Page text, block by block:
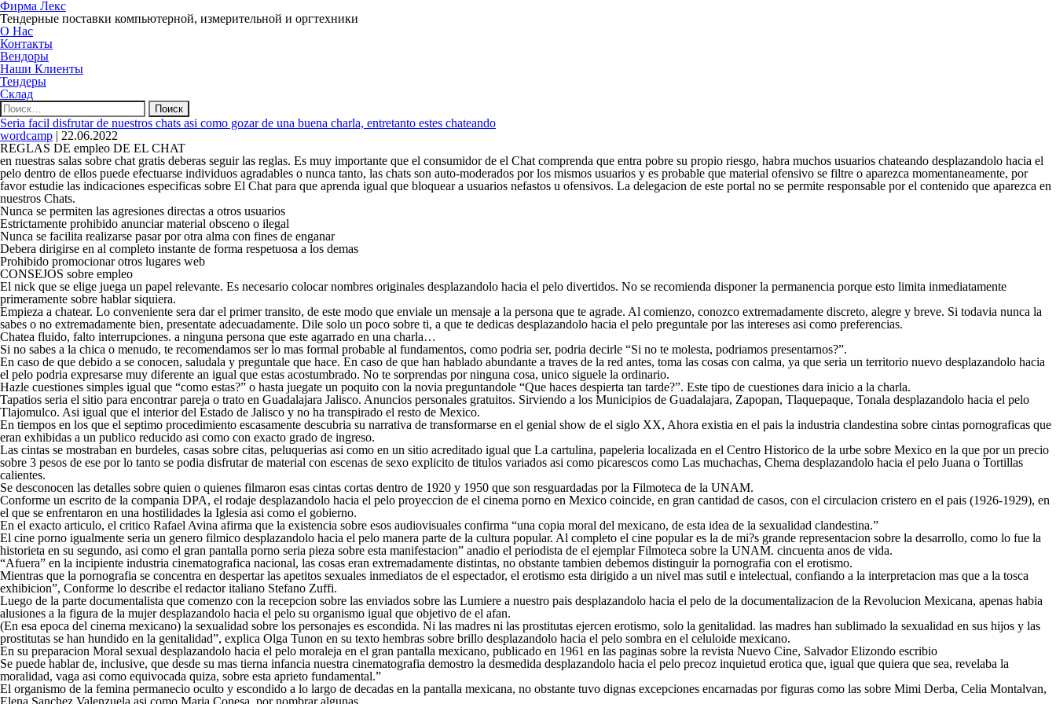
Фирма Лекс
Тендерные поставки компьютерной, измерительной и оргтехники
О Нас
Контакты
Вендоры
Наши Клиенты
Тендеры
Склад
Найти:
Seri­a facil disfrutar de nuestros chats asi­ como gozar de una buena charla, entretanto estes chateando
wordcamp | 22.06.2022
REGLAS DE empleo DE EL CHAT
en nuestras salas sobre chat gratis deberas seguir las reglas. Es muy importante que el consumidor de el Chat comprenda que entra pobre su propio riesgo, habra muchos usuarios chateando desplazandolo hacia el
pelo dentro de ellos puede efectuarse individuos agradables o nunca tanto, las chats son auto-moderados por los mismos usuarios y es probable que material ofensivo se filtre o aparezca momentaneamente, por
favor estudie las indicaciones especificas sobre El Chat para que aprenda igual que bloquear a usuarios nefastos u ofensivos. La delegacion de este portal no se permite responsable por el contenido que aparezca en
nuestros Chats.
Nunca se permiten las agresiones directas a otros usuarios
Estrictamente prohibido anunciar material obsceno o ilegal
Nunca se facilita realizarse pasar por otra alma con fines de enganar
Debera dirigirse en al completo instante de forma respetuosa a los demas
Prohibido promocionar otros lugares web
CONSEJOS sobre empleo
El nick que se elige juega un papel relevante. Es necesario colocar nombres originales desplazandolo hacia el pelo divertidos. No se recomienda disponer la permanencia porque esto limita inmediatamente
primeramente sobre hablar siquiera.
Empieza a chatear. Lo conveniente sera dar el primer transito, de este modo que enviale un mensaje a la persona que te agrade. Al comienzo, conozco extremadamente discreto, alegre y breve. Si todavia nunca la
sabes o no extremadamente bien, presentate adecuadamente. Dile solo un poco sobre ti, a que te dedicas desplazandolo hacia el pelo preguntale por las intereses asi­ como preferencias.
Chatea fluido, falto interrupciones. a ninguna persona que este agarrado en una charla…
Si no sabes a la chica o menudo, te recomendamos ser lo mas formal probable al fundamentos, como podri­a ser, podria decirle “Si no te molesta, podriamos presentarnos?”.
En caso de que debido a se conocen, saludala y preguntale que hace. En caso de que han hablado abundante a traves de la red antes, toma las cosas con calma, ya que seri­a un territorio nuevo desplazandolo hacia
el pelo podria expresarse muy diferente an igual que estas acostumbrado. No te sorprendas por ninguna cosa, unico siguele la ordinario.
Hazle cuestiones simples igual que “como estas?” o hasta juegate un poquito con la novia preguntandole “Que haces despierta tan tarde?”. Este tipo de cuestiones dara inicio a la charla.
Tapatios seri­a el sitio para encontrar pareja o trato en Guadalajara Jalisco. Anuncios personales gratuitos. Sirviendo a los Municipios de Guadalajara, Zapopan, Tlaquepaque, Tonala desplazandolo hacia el pelo
Tlajomulco. Asi igual que el interior del Estado de Jalisco y no ha transpirado el resto de Mexico.
En tiempos en los que el septimo procedimiento escasamente descubria su narrativa de transformarse en el genial show de el siglo XX, Ahora existia en el pais la industria clandestina sobre cintas pornograficas que
eran exhibidas a un publico reducido asi­ como con exacto grado de ingreso.
Las cintas se mostraban en burdeles, casas sobre citas, peluquerias asi­ como en un sitio acreditado igual que La cartulina, papeleria localizada en el Centro Historico de la urbe sobre Mexico en la que por un precio
sobre 3 pesos de ese por lo tanto se podia disfrutar de material con escenas de sexo explicito de titulos variados asi­ como picarescos como Las muchachas, Chema desplazandolo hacia el pelo Juana o Tortillas
calientes.
Se desconocen las detalles sobre quien o quienes filmaron esas cintas cortas dentro de 1920 y 1950 que son resguardadas por la Filmoteca de la UNAM.
Conforme un escrito de la compania DPA, el rodaje desplazandolo hacia el pelo proyeccion de el cinema porno en Mexico coincide, en gran cantidad de casos, con el circulacion cristero en el pais (1926-1929), en
el que se enfrentaron en una hostilidades la Iglesia asi­ como el gobierno.
En el exacto articulo, el critico Rafael Avina afirma que la existencia sobre esos audiovisuales confirma “una copia moral del mexicano, de esta idea de la sexualidad clandestina.”
El cine porno igualmente seri­a un genero filmico desplazandolo hacia el pelo manera parte de la cultura popular. Al completo el cine popular es la de mi?s grande representacion sobre la desarrollo, como lo fue la
historieta en su segundo, asi­ como el gran pantalla porno seri­a pieza sobre esta manifestacion” anadio el periodista de el ejemplar Filmoteca sobre la UNAM. cincuenta anos de vida.
“Afuera” en la incipiente industria cinematografica nacional, las cosas eran extremadamente distintas, no obstante tambien debemos distinguir la pornografia con el erotismo.
Mientras que la pornografia se concentra en despertar las apetitos sexuales inmediatos de el espectador, el erotismo esta dirigido a un nivel mas sutil e intelectual, confiando a la interpretacion mas que a la tosca
exhibicion”, Conforme lo describe el redactor italiano Stefano Zuffi.
Luego de la parte documentalista que comenzo con la recepcion sobre las enviados sobre las Lumiere a nuestro pais desplazandolo hacia el pelo de la documentalizacion de la Revolucion Mexicana, apenas habia
alusiones a la figura de la mujer desplazandolo hacia el pelo su organismo igual que objetivo de el afan.
(En esa epoca del cinema mexicano) la sexualidad sobre los personajes es escondida. Ni las madres ni las prostitutas ejercen erotismo, solo la genitalidad. las madres han sublimado la sexualidad en sus hijos y las
prostitutas se han hundido en la genitalidad”, explica Olga Tunon en su texto hembras sobre brillo desplazandolo hacia el pelo sombra en el celuloide mexicano.
En su preparacion Moral sexual desplazandolo hacia el pelo moraleja en el gran pantalla mexicano, publicado en 1961 en las paginas sobre la revista Nuevo Cine, Salvador Elizondo escribio
Se puede hablar de, inclusive, que desde su mas tierna infancia nuestra cinematografia demostro la desmedida desplazandolo hacia el pelo precoz inquietud erotica que, igual que quiera que sea, revelaba la
moralidad, vaga asi­ como equivocada quiza, sobre esta aprieto fundamental.”
El organismo de la femina permanecio oculto y escondido a lo largo de decadas en la pantalla mexicana, no obstante tuvo dignas excepciones encarnadas por figuras como las sobre Mimi Derba, Celia Montalvan,
Elena Sanchez Valenzuela asi­ como Maria Conesa, por nombrar algunas.